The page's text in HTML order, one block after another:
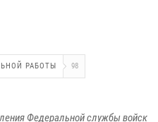
РАБОТЫ 98
Федеральной службы войск